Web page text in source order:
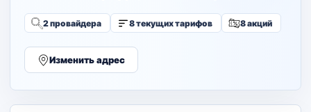
2 провайдера 8 текущих тарифов 8 акций
Изменить адрес